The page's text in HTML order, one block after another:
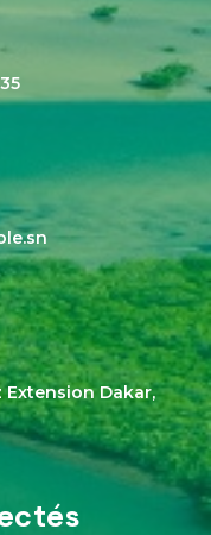
Extension Dakar,